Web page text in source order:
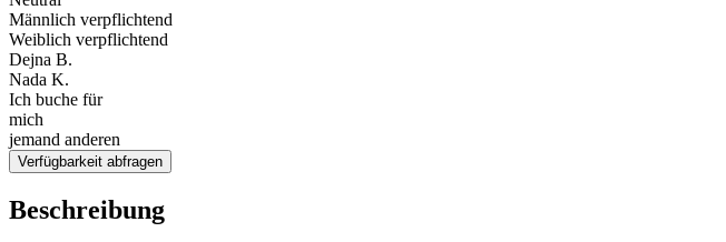
Männlich verpflichtend
Weiblich verpflichtend
Dejna B.
Nada K.
Ich buche für
mich
jemand anderen
Verfügbarkeit abfragen
Beschreibung